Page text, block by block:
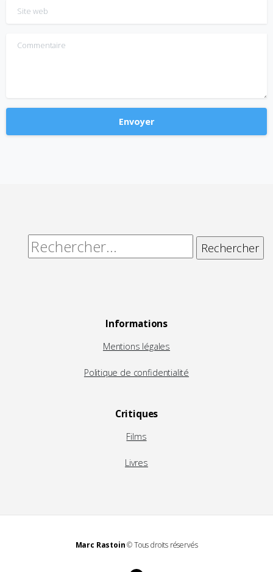
Site web
Commentaire
Rechercher :
Informations
Mentions légales
Politique de confidentialité
Critiques
Films
Livres
Marc Rastoin© Tous droits réservés